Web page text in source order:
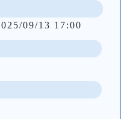
09/13 17:00